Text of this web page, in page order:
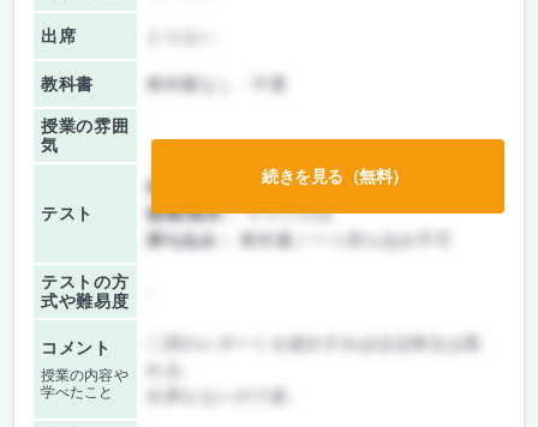
出席
教科書 教科書なし・不要
授業の雰囲
気
テスト
前期/中間：
レポートのみ
後期/期末：テストのみ
持ち込み：
教科書ノート持ち込み不可
テストの方
式や難易度
コメント
授業の内容や
学べたこと
続きを見る（無料）